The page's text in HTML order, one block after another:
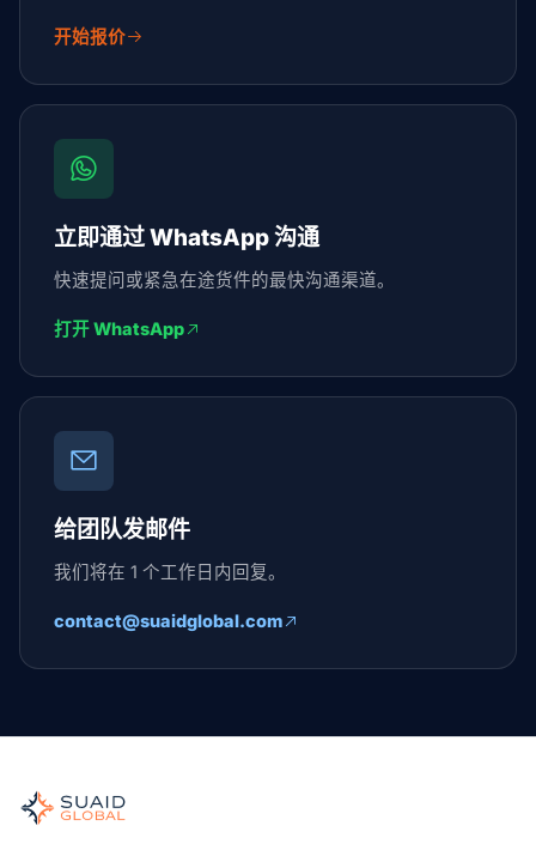
开始报价
立即通过 WhatsApp 沟通
快速提问或紧急在途货件的最快沟通渠道。
打开 WhatsApp
给团队发邮件
我们将在 1 个工作日内回复。
contact@suaidglobal.com
全球海运、空运、陆运、海关和仓储的独立货运协调者。运营
海洋、空中和地面——与运营商无关地进行比较，全面报价，